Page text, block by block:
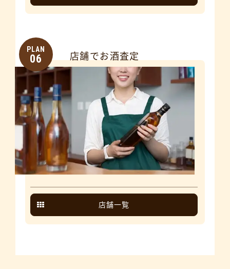
PLAN
06 店舗でお酒査定
店舗一覧